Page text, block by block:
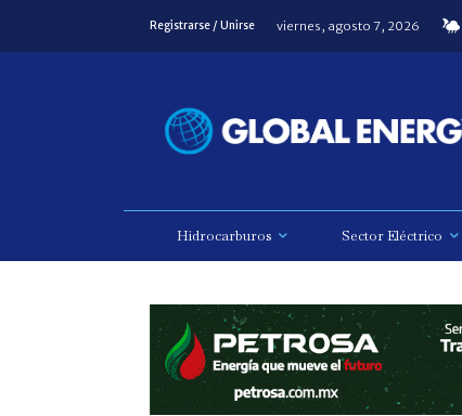
Registrarse / Unirse viernes, agosto 7, 2026
Hidrocarburos Sector Eléctrico